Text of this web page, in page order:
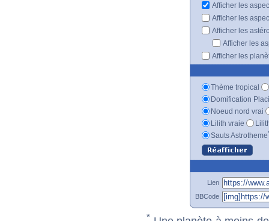
Afficher les
Afficher les
Afficher les
Afficher les
Afficher les
Thème tropical
Domification
Noeud nord vrai
Lilith vraie
Sauts Astrotheme
Lien
BBCode
*